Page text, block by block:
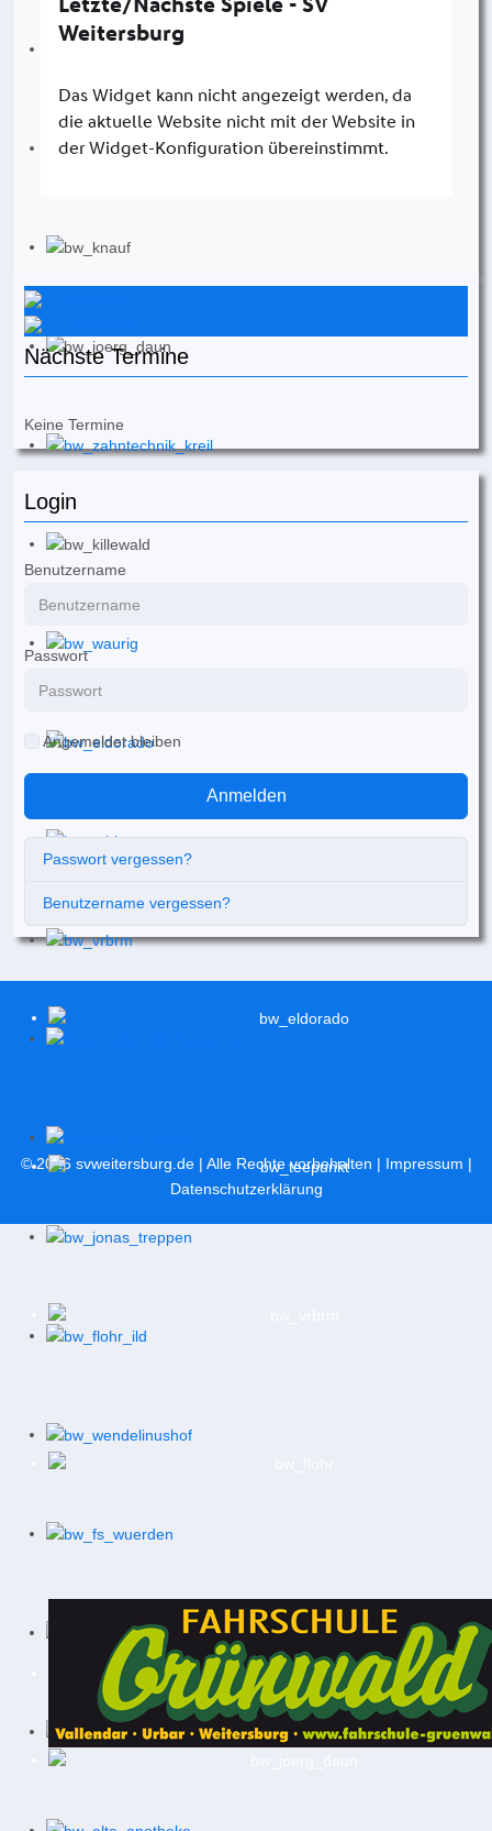
Nächste Termine
Keine Termine
Login
Benutzername
Passwort
Angemeldet bleiben
Anmelden
Passwort vergessen?
Benutzername vergessen?
© 2026 svweitersburg.de| Alle Rechte vorbehalten | Impressum |
Datenschutzerklärung